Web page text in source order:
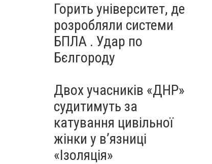
Горить університет, де
розробляли системи
БПЛА . Удар по
Бєлгороду
Двох учасників «ДНР»
судитимуть за
катування цивільної
жінки у в’язниці
«Ізоляція»